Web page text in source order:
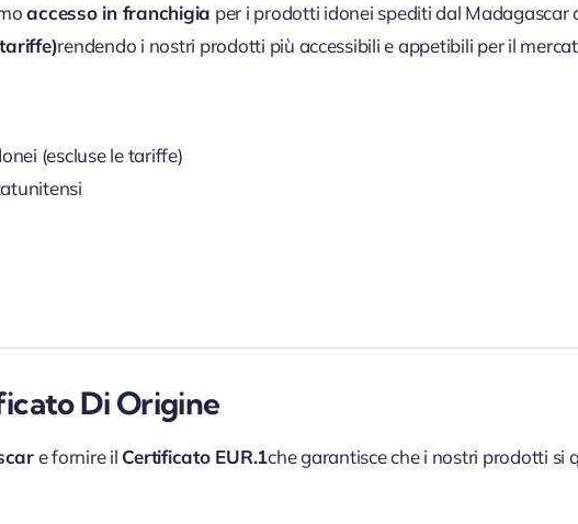
accesso in franchigia per i prodotti idonei spediti dal Madagascar
rendendo i nostri prodotti più accessibili e appetibili per il
(escluse le tariffe)
Di Origine
e fornire il Certificato EUR.1che garantisce che i nostri prodotti si